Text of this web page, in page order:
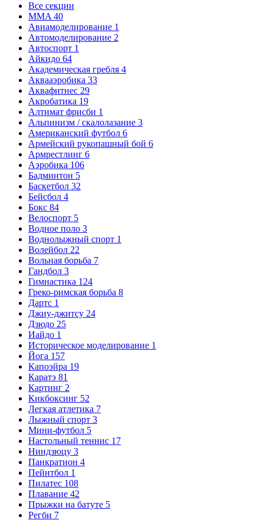
Все секции
MMA 40
Авиамоделирование 1
Автомоделирование 2
Автоспорт 1
Айкидо 64
Академическая гребля 4
Аквааэробика 33
Аквафитнес 29
Акробатика 19
Алтимат фрисби 1
Альпинизм / скалолазание 3
Американский футбол 6
Армейский рукопашный бой 6
Армрестлинг 6
Аэробика 106
Бадминтон 5
Баскетбол 32
Бейсбол 4
Бокс 84
Велоспорт 5
Водное поло 3
Воднолыжный спорт 1
Волейбол 22
Вольная борьба 7
Гандбол 3
Гимнастика 124
Греко-римская борьба 8
Дартс 1
Джиу-джитсу 24
Дзюдо 25
Иайдо 1
Историческое моделирование 1
Йога 157
Капоэйра 19
Каратэ 81
Картинг 2
Кикбоксинг 52
Легкая атлетика 7
Лыжный спорт 3
Мини-футбол 5
Настольный теннис 17
Ниндзюцу 3
Панкратион 4
Пейнтбол 1
Пилатес 108
Плавание 42
Прыжки на батуте 5
Регби 7